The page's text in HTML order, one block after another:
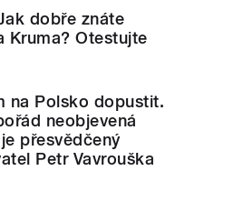
dobře znáte
Kruma? Otestujte
na Polsko dopustit.
neobjevená
přesvědčený
Petr Vavrouška